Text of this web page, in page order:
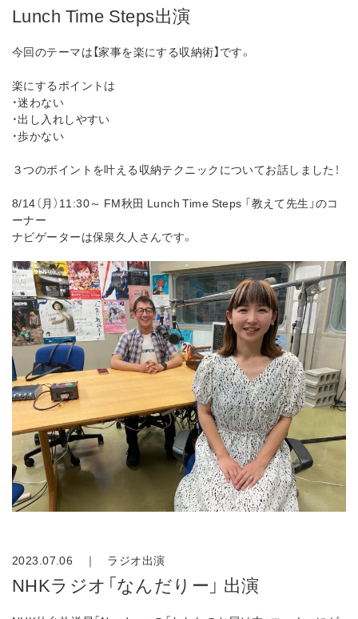
Lunch Time Steps出演
今回のテーマは【家事を楽にする収納術】です。
楽にするポイントは
・迷わない
・出し入れしやすい
・歩かない
３つのポイントを叶える収納テクニックについてお話しました！
8/14（月）11:30～ FM秋田 Lunch Time Steps 「教えて先生」のコ
ーナー
ナビゲーターは保泉久人さんです。
2023.07.06 ｜ ラジオ出演
NHKラジオ「なんだりー」 出演